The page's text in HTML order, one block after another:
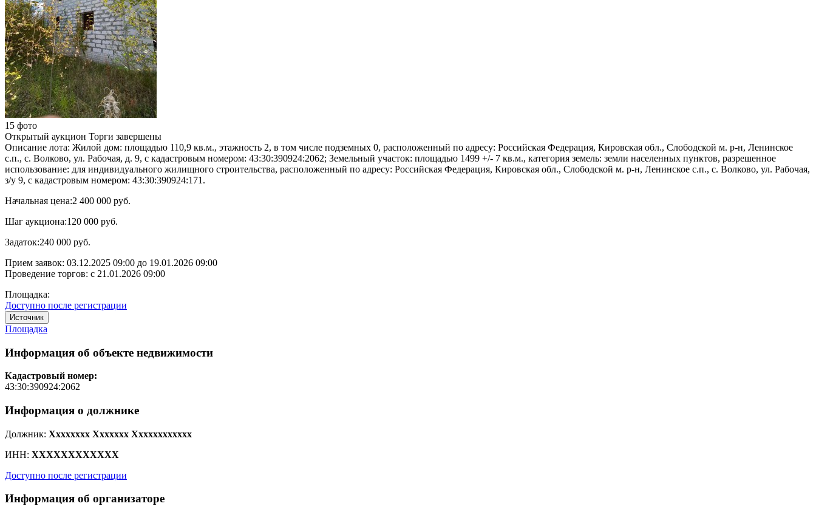
15 фото
Открытый аукцион Торги завершены
Описание лота: Жилой дом: площадью 110,9 кв.м., этажность 2, в том числе подземных 0, расположенный по адресу: Российская Федерация, Кировская обл., Слободской м. р-н, Ленинское
с.п., с. Волково, ул. Рабочая, д. 9, с кадастровым номером: 43:30:390924:2062; Земельный участок: площадью 1499 +/- 7 кв.м., категория земель: земли населенных пунктов, разрешенное
использование: для индивидуального жилищного строительства, расположенный по адресу: Российская Федерация, Кировская обл., Слободской м. р-н, Ленинское с.п., с. Волково, ул. Рабочая,
з/у 9, с кадастровым номером: 43:30:390924:171.
Начальная цена:2 400 000 руб.
Шаг аукциона:120 000 руб.
Задаток:240 000 руб.
Прием заявок: 03.12.2025 09:00 до 19.01.2026 09:00
Проведение торгов: с 21.01.2026 09:00
Площадка:
Доступно после регистрации
Источник
Площадка
Информация об объекте недвижимости
Кадастровый номер:
43:30:390924:2062
Информация о должнике
Должник: Xxxxxxxx Xxxxxxx Xxxxxxxxxxxx
ИНН: XXXXXXXXXXXX
Доступно после регистрации
Информация об организаторе